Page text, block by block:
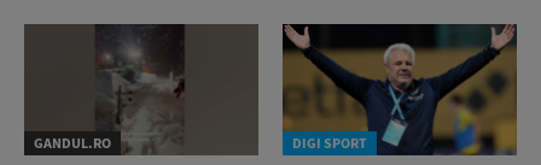
GANDUL.RO DIGI SPORT